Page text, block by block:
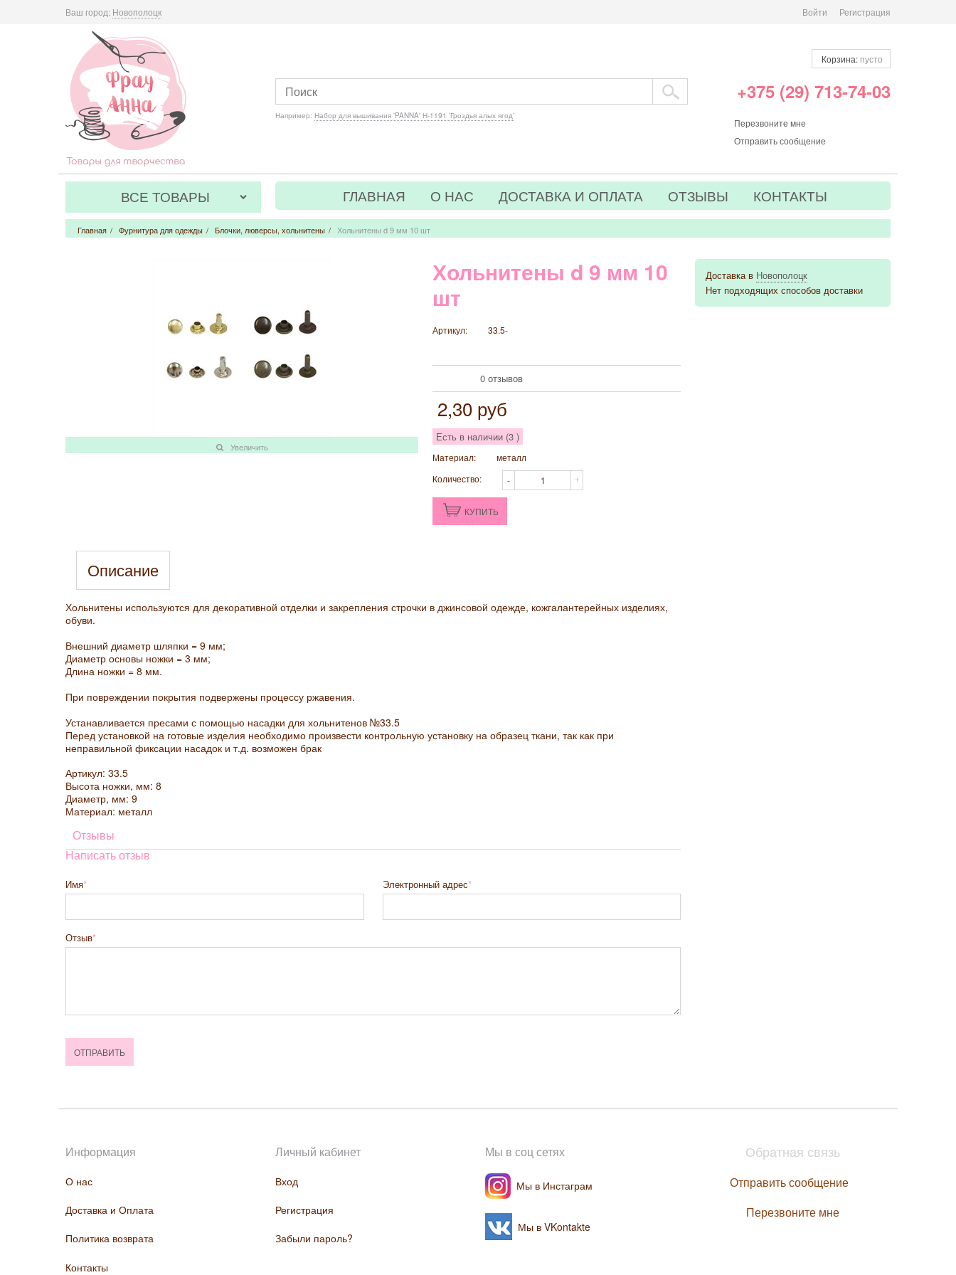
Ваш город: Новополоцк Войти Регистрация
Например: Набор для вышивания 'PANNA' Н-1191 'Гроздья алых ягод'
Корзина: пусто
+375 (29) 713-74-03
Перезвоните мне
Отправить сообщение
ВСЕ ТОВАРЫ ГЛАВНАЯ О НАС ДОСТАВКА И ОПЛАТА ОТЗЫВЫ КОНТАКТЫ
Главная / Фурнитура для одежды / Блочки, люверсы, хольнитены / Хольнитены d 9 мм 10 шт
Увеличить
Хольнитены d 9 мм 10
шт
Артикул: 33.5-
0 отзывов
2,30 руб
Есть в наличии (3 )
Материал:
металл
Количество:
КУПИТЬ
Описание
Хольнитены используются для декоративной отделки и закрепления строчки в джинсовой одежде, кожгалантерейных изделиях,
обуви.
Внешний диаметр шляпки = 9 мм;
Диаметр основы ножки = 3 мм;
Длина ножки = 8 мм.
При повреждении покрытия подвержены процессу ржавения.
Устанавливается пресами с помощью насадки для хольнитенов №33.5
Перед установкой на готовые изделия необходимо произвести контрольную установку на образец ткани, так как при
неправильной фиксации насадок и т.д. возможен брак
Артикул: 33.5
Высота ножки, мм: 8
Диаметр, мм: 9
Материал: металл
Отзывы
Написать отзыв
Имя Электронный адрес
Отзыв
Доставка в Новополоцк
Нет подходящих способов доставки
Информация
О нас
Доставка и Оплата
Политика возврата
Контакты
Личный кабинет
Вход
Регистрация
Забыли пароль?
Мы в соц сетях
Мы в Инстаграм
Мы в VKontakte
Обратная связь
Отправить сообщение
Перезвоните мне